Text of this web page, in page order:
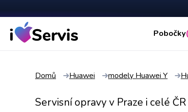
Pobočky
Domů Huawei modely Huawei Y
Servisní opravy v Praze i celé ČR